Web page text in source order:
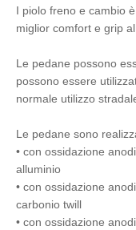
I piolo freno e cambio
miglior comfort e grip
Le pedane possono
possono essere
normale utilizzo
Le pedane sono
• con ossidazione
alluminio
• con ossidazione
carbonio twill
• con ossidazione